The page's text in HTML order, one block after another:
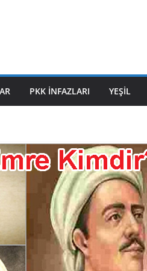
PKK İNFAZLARI YEŞIL